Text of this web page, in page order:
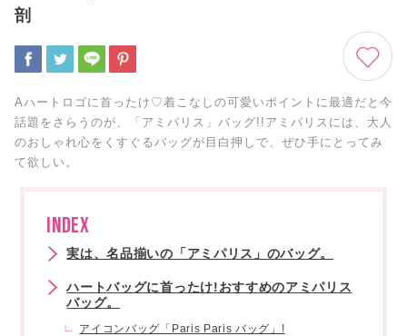
剖
Aハートロゴに首ったけ♡着こなしの可愛いポイントに最適だと今
話題をさらうのが、「アミパリス」バッグ!!アミパリスには、大人
のおしゃれ心をくすぐるバッグが目白押しで、ぜひ手にとってみ
て欲しい。
INDEX
実は、名品揃いの「アミパリス」のバッグ。
ハートバッグに首ったけ!おすすめのアミパリス
バッグ。
アイコンバッグ「Paris Paris バッグ」!